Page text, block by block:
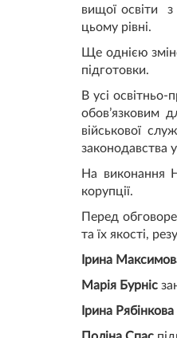
вищої освіти з
цьому рівні.
Ще однією
підготовки.
В усі
обов’язковим
військової
законодавства
На виконання
корупції.
Перед
та їх якості,
Ірина
Марія Бурніс
Ірина Рябінкова